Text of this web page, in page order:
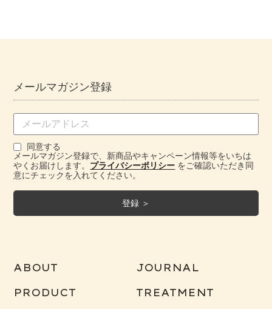
メールマガジン登録
同意する
メールマガジン登録で、新商品やキャンペーン情報等をいちは
やくお届けします。 プライバシーポリシー をご確認いただき同
意にチェックを入れてください。
ABOUT JOURNAL
PRODUCT TREATMENT